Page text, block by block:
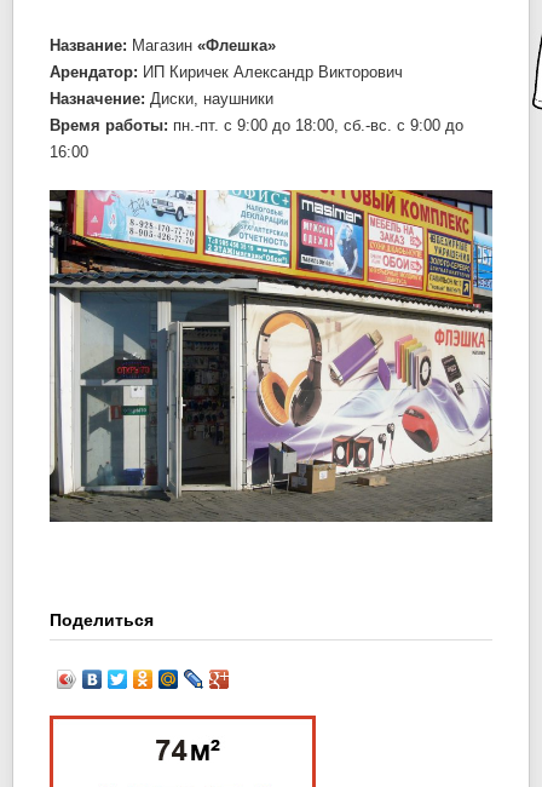
Название: Магазин «Флешка»
Арендатор: ИП Киричек Александр Викторович
Назначение: Диски, наушники
Время работы: пн.-пт. c 9:00 до 18:00, сб.-вс. c 9:00 до
16:00
Поделиться